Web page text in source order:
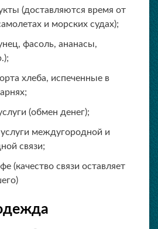
(доставляются время от
и морских судах);
фасоль, ананасы,
хлеба, испеченные в
(обмен денег);
междугородной и
связи;
(качество связи оставляет